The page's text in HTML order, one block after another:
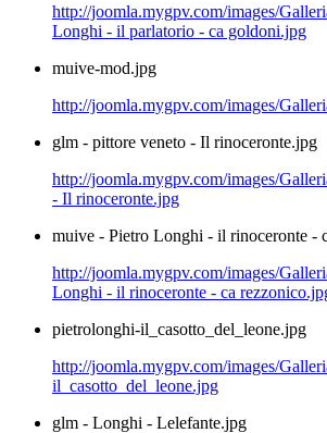
http://joomla.mygpv.com/images/
Longhi - il parlatorio - ca goldoni.jpg
muive-mod.jpg
http://joomla.mygpv.com/images/
glm - pittore veneto - Il rinoceronte.jpg
http://joomla.mygpv.com/images/
- Il rinoceronte.jpg
muive - Pietro Longhi - il rinoceronte -
http://joomla.mygpv.com/images/
Longhi - il rinoceronte - ca
pietrolonghi-il_casotto_del_leone.jpg
http://joomla.mygpv.com/images/
il_casotto_del_leone.jpg
glm - Longhi - Lelefante.jpg